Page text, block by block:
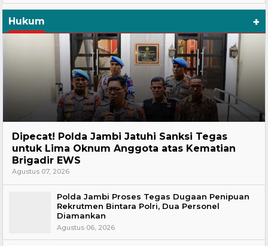
Hukum +
Dipecat! Polda Jambi Jatuhi Sanksi Tegas
untuk Lima Oknum Anggota atas Kematian
Brigadir EWS
Agustus 07, 2026
Polda Jambi Proses Tegas Dugaan Penipuan
Rekrutmen Bintara Polri, Dua Personel
Diamankan
Agustus 06, 2026